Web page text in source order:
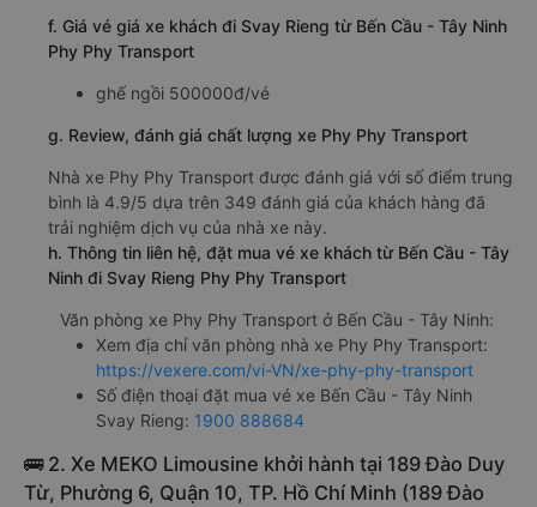
f. Giá vé giá xe khách đi Svay Rieng từ Bến Cầu - Tây Ninh
Phy Phy Transport
ghế ngồi 500000đ/vé
g. Review, đánh giá chất lượng xe Phy Phy Transport
Nhà xe Phy Phy Transport được đánh giá với số điểm trung
bình là 4.9/5 dựa trên 349 đánh giá của khách hàng đã
trải nghiệm dịch vụ của nhà xe này.
h. Thông tin liên hệ, đặt mua vé xe khách từ Bến Cầu - Tây
Ninh đi Svay Rieng Phy Phy Transport
Văn phòng xe Phy Phy Transport ở Bến Cầu - Tây Ninh:
Xem địa chỉ văn phòng nhà xe Phy Phy Transport:
https://vexere.com/vi-VN/xe-phy-phy-transport
Số điện thoại đặt mua vé xe Bến Cầu - Tây Ninh
Svay Rieng: 1900 888684
🚌 2. Xe MEKO Limousine khởi hành tại 189 Đào Duy
Từ, Phường 6, Quận 10, TP. Hồ Chí Minh (189 Đào